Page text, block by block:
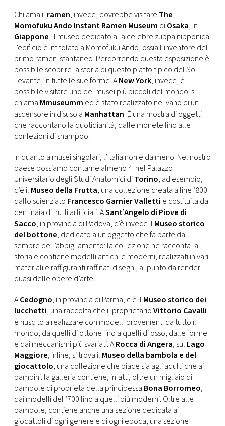
Chi ama il ramen, invece, dovrebbe visitare The
Momofuku Ando Instant Ramen Museum diOsaka, in
Giappone, il museo dedicato alla celebre zuppa nipponica:
l’edificio è intitolato a Momofuku Ando, ossia l’inventore del
primo ramen istantaneo. Percorrendo questa esposizione è
possibile scoprire la storia di questo piatto tipico del Sol
Levante, in tutte le sue forme. ANew York, invece, è
possibile visitare uno dei musei più piccoli del mondo: si
chiama Mmuseumm ed è stato realizzato nel vano di un
ascensore in disuso a Manhattan. È una mostra di oggetti
che raccontano la quotidianità, dalle monete fino alle
confezioni di shampoo.
In quanto a musei singolari, l’Italia non è da meno. Nel nostro
paese possiamo contarne almeno 4: nel Palazzo
Universitario degli Studi Anatomici diTorino, ad esempio,
c’è il Museo della Frutta, una collezione creata a fine ‘800
dallo scienziato Francesco Garnier Valletti e costituita da
centinaia di frutti artificiali. ASant’Angelo di Piove di
Sacco, in provincia di Padova, c’è invece il Museo storico
del bottone, dedicato a un oggetto che fa parte da
sempre dell’abbigliamento: la collezione ne racconta la
storia e contiene modelli antichi e moderni, realizzati in vari
materiali e raffiguranti raffinati disegni, al punto da renderli
quasi delle opere d’arte.
ACedogno, in provincia di Parma, c’è il Museo storico dei
lucchetti, una raccolta che il proprietarioVittorio Cavalli
è riuscito a realizzare con modelli provenienti da tutto il
mondo, da quelli di ottone fino a quelli di osso, dalle forme
e dai meccanismi più svariati. ARocca di Angera, sul Lago
Maggiore, infine, si trova il Museo della bambola e del
giocattolo, una collezione che piace sia agli adulti che ai
bambini: la galleria contiene, infatti, oltre un migliaio di
bambole di proprietà della principessa Bona Borromeo,
dai modelli del ‘700 fino a quelli più moderni. Oltre alle
bambole, contiene anche una sezione dedicata ai
giocattoli di ogni genere e di ogni epoca, una sezione